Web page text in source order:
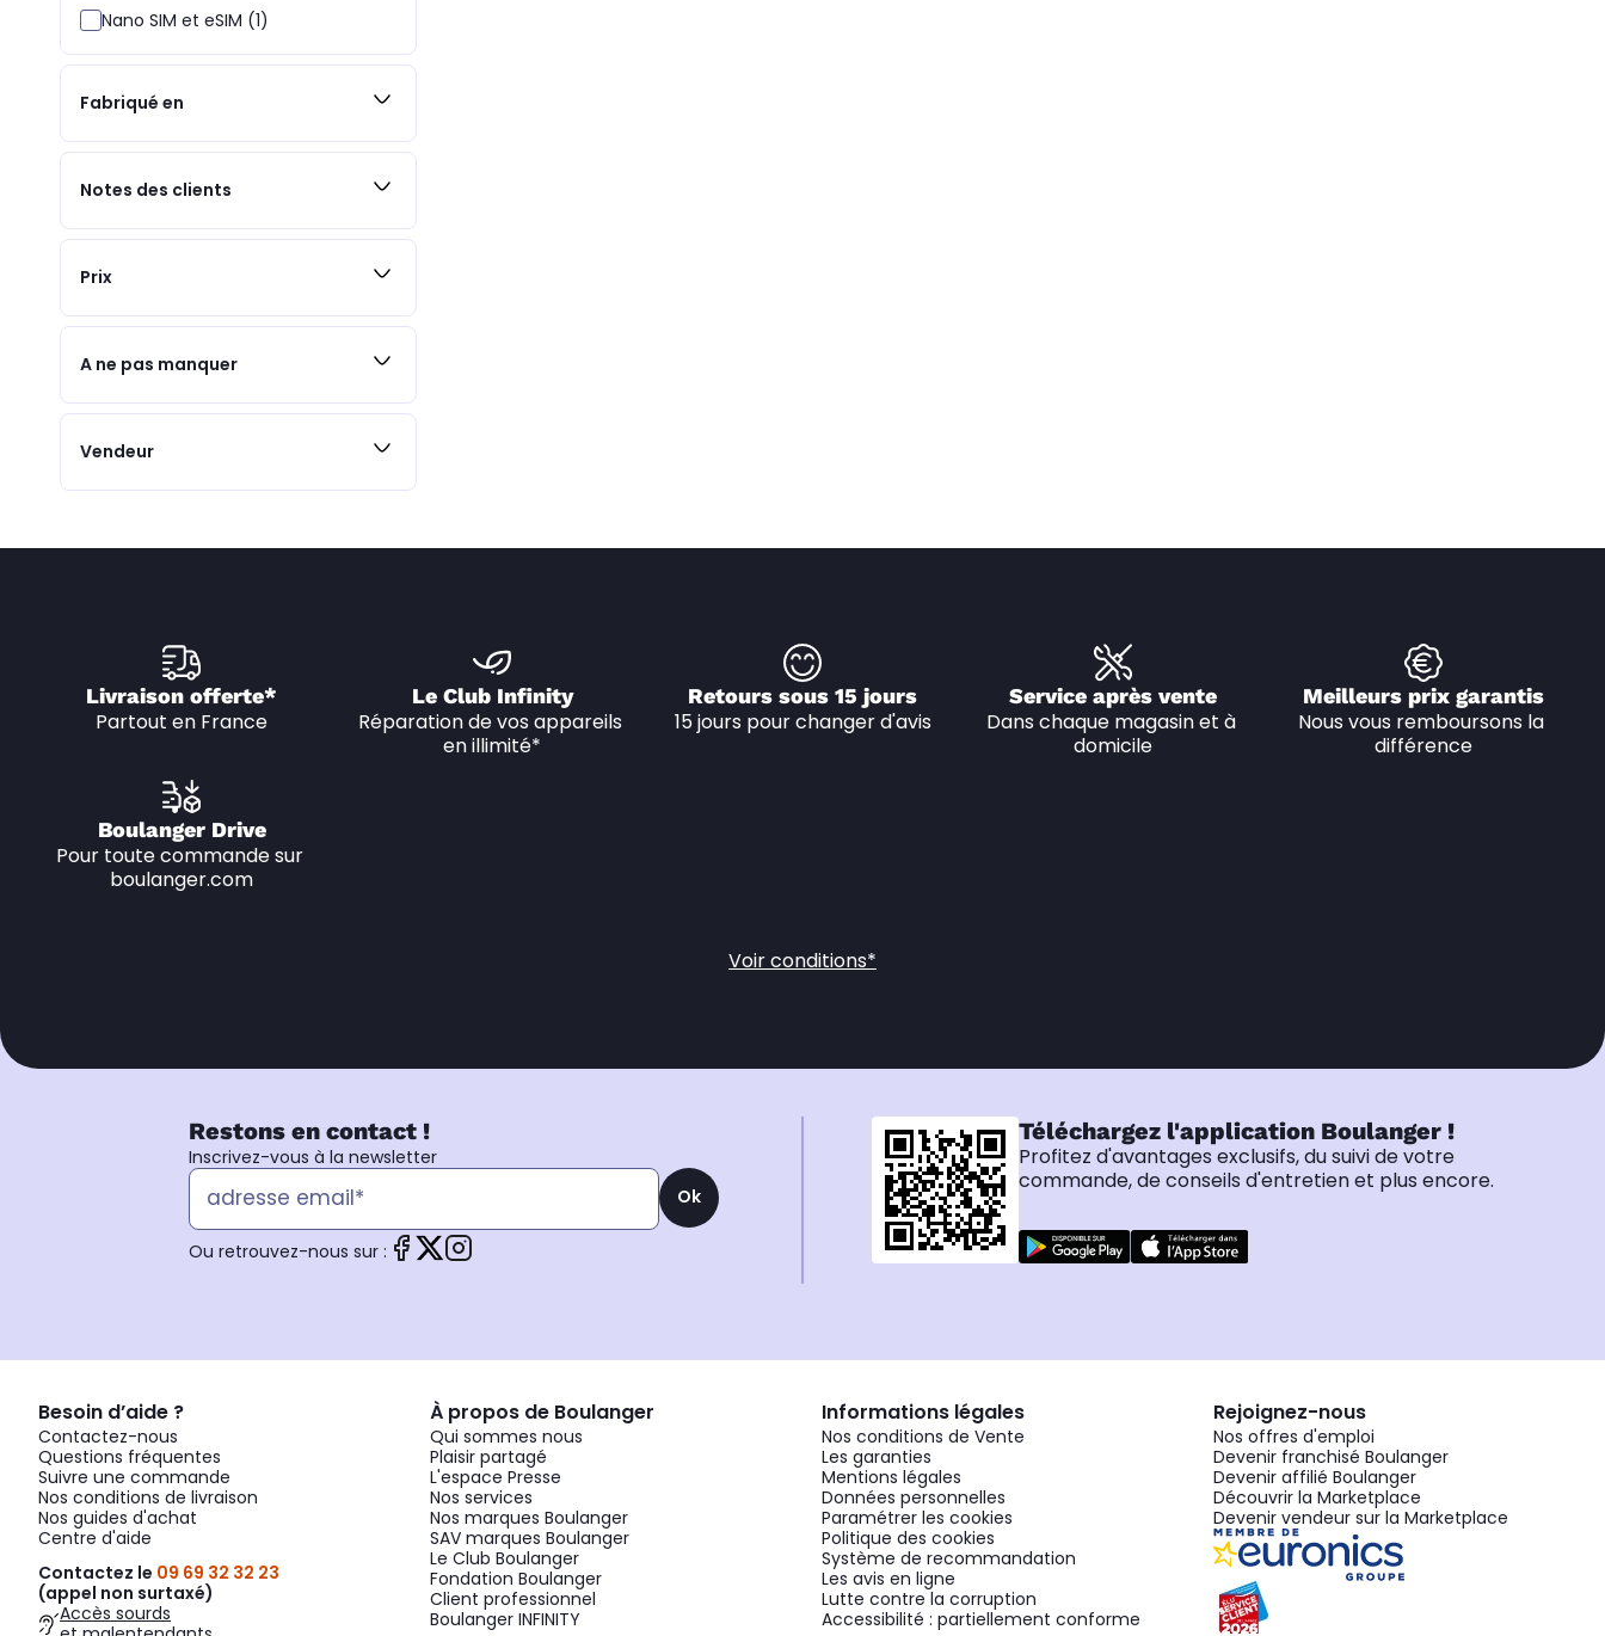
Nano SIM et eSIM (1)
Fabriqué en
Notes des clients
Prix
A ne pas manquer
Vendeur
Livraison offerte*
Partout en France
Le Club Infinity
Réparation de vos appareils
en illimité*
Retours sous 15 jours
15 jours pour changer d'avis
Service après vente
Dans chaque magasin et à
domicile
Meilleurs prix garantis
Nous vous remboursons la
différence
Boulanger Drive
Pour toute commande sur
boulanger.com
Voir conditions*
Restons en contact !
Inscrivez-vous à la newsletter
Ok
Ou retrouvez-nous sur :
Téléchargez l'application Boulanger !
Profitez d'avantages exclusifs, du suivi de votre
commande, de conseils d'entretien et plus encore.
Besoin d’aide ?
Contactez-nous
Questions fréquentes
Suivre une commande
Nos conditions de livraison
Nos guides d'achat
Centre d'aide
Contactez le 09 69 32 32 23
(appel non surtaxé)
Accès sourds
À propos de Boulanger
Qui sommes nous
Plaisir partagé
L'espace Presse
Nos services
Nos marques Boulanger
SAV marques Boulanger
Le Club Boulanger
Fondation Boulanger
Client professionnel
Boulanger INFINITY
Informations légales
Nos conditions de Vente
Les garanties
Mentions légales
Données personnelles
Paramétrer les cookies
Politique des cookies
Système de recommandation
Les avis en ligne
Lutte contre la corruption
Accessibilité : partiellement conforme
Rejoignez-nous
Nos offres d'emploi
Devenir franchisé Boulanger
Devenir affilié Boulanger
Découvrir la Marketplace
Devenir vendeur sur la Marketplace